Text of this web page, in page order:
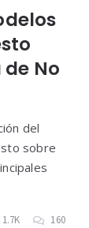
No
del
sobre
1.7K 160